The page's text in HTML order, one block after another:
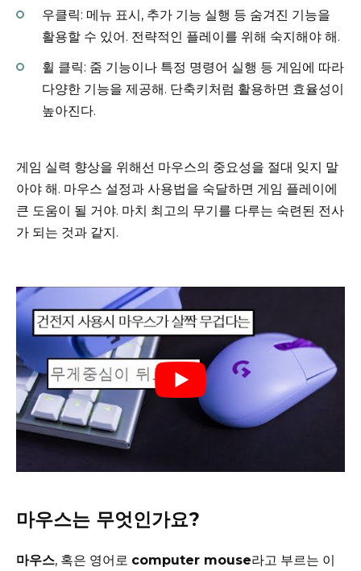
우클릭: 메뉴 표시, 추가 기능 실행 등 숨겨진 기능을
활용할 수 있어. 전략적인 플레이를 위해 숙지해야 해.
휠 클릭: 줌 기능이나 특정 명령어 실행 등 게임에 따라
다양한 기능을 제공해. 단축키처럼 활용하면 효율성이
높아진다.
게임 실력 향상을 위해선 마우스의 중요성을 절대 잊지 말
아야 해. 마우스 설정과 사용법을 숙달하면 게임 플레이에
큰 도움이 될 거야. 마치 최고의 무기를 다루는 숙련된 전사
가 되는 것과 같지.
마우스는 무엇인가요?
마우스, 혹은 영어로 computer mouse라고 부르는 이